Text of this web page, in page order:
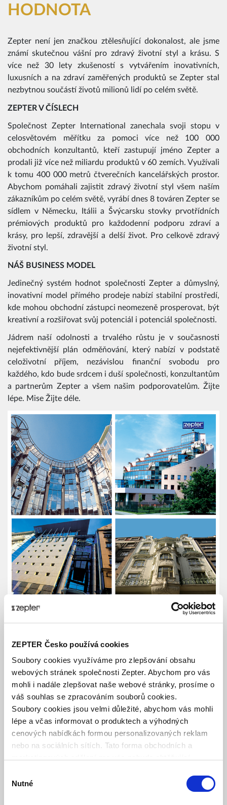
ZEPTER Česko používá cookies
Soubory cookies využíváme pro zlepšování obsahu
webových stránek společnosti Zepter. Abychom pro vás
mohli i nadále zlepšovat naše webové stránky, prosíme o
váš souhlas se zpracováním souborů cookies.
Soubory cookies jsou velmi důležité, abychom vás mohli
lépe a včas informovat o produktech a výhodných
cenových nabídkách formou personalizovaných reklam
nebo na sociálních sítích. Tato forma obchodních a
souhlasu
Nutné
HODNOTA
Zepter není jen značkou ztělesňující dokonalost, ale jsme
známí skutečnou vášní pro zdravý životní styl a krásu. S
více než 30 lety zkušeností s vytvářením inovativních,
luxusních a na zdraví zaměřených produktů se Zepter stal
nezbytnou součástí životů milionů lidí po celém světě.
ZEPTER V ČÍSLECH
Společnost Zepter International zanechala svoji stopu v
celosvětovém měřítku za pomoci více než 100 000
obchodních konzultantů, kteří zastupují jméno Zepter a
prodali již více než miliardu produktů v 60 zemích. Využívali
k tomu 400 000 metrů čtverečních kancelářských prostor.
Abychom pomáhali zajistit zdravý životní styl všem naším
zákazníkům po celém světě, vyrábí dnes 8 továren Zepter se
sídlem v Německu, Itálii a Švýcarsku stovky prvotřídních
prémiových produktů pro každodenní podporu zdraví a
krásy, pro lepší, zdravější a delší život. Pro celkově zdravý
životní styl.
NÁŠ BUSINESS MODEL
Jedinečný systém hodnot společnosti Zepter a důmyslný,
inovativní model přímého prodeje nabízí stabilní prostředí,
kde mohou obchodní zástupci neomezeně prosperovat, být
kreativní a rozšiřovat svůj potenciál i potenciál společnosti.
Jádrem naší odolnosti a trvalého růstu je v současnosti
nejefektivnější plán odměňování, který nabízí v podstatě
celoživotní příjem, nezávislou finanční svobodu pro
každého, kdo bude srdcem i duší společnosti, konzultantům
a partnerům Zepter a všem našim podporovatelům. Žijte
lépe. Mise Žijte déle.
VIZE
Naše produkty vyjadřují naši vizi budoucnosti, kde odkaz
poskytuje nápady pro vývoj technologií zítřka.
Stále se ženeme dopředu, protože víme, kam chceme jít a
víme, jak a kdy se tam dostat. Jsme v čele, protože neustále
hledáme nové medicínsky a vědecky podložené poznatky v
oblasti zdraví a krásy
Philip Zepter, zakladatel a prezident
Pan Philip Zepter je nejen zakladatelem společnosti, ale
také zakladatelem filozofie Zepter – filozofie zdravého